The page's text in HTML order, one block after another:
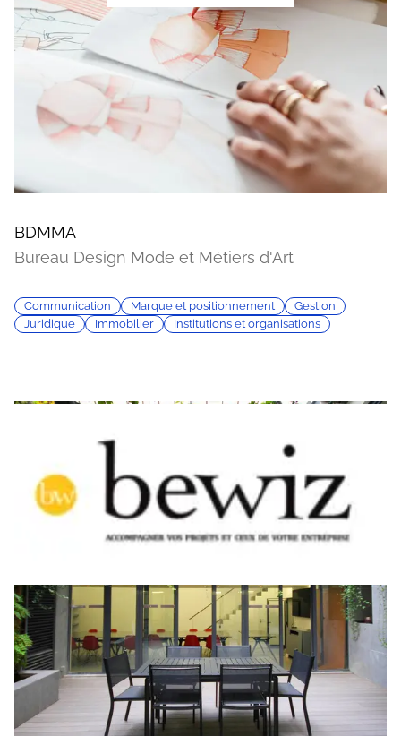
BDMMA
Bureau Design Mode et Métiers d'Art
Communication Marque et positionnement
Gestion
Juridique
Immobilier Institutions et organisations